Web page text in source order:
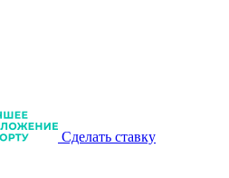
Сделать ставку